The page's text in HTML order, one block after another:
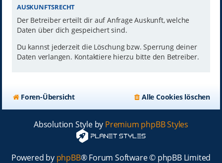
AUSKUNFTSRECHT
Der Betreiber erteilt dir auf Anfrage Auskunft, welche
Daten über dich gespeichert sind.
Du kannst jederzeit die Löschung bzw. Sperrung deiner
Daten verlangen. Kontaktiere hierzu bitte den Betreiber.
Foren-Übersicht Alle Cookies löschen
Absolution Style by Premium phpBB Styles
Powered by phpBB® Forum Software © phpBB Limited